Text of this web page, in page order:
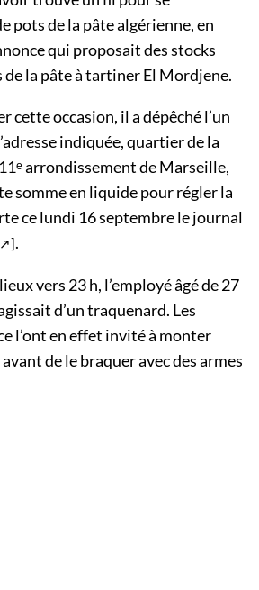
pots de la pâte algérienne, en
qui proposait des stocks
la pâte à tartiner El Mordjene.
cette occasion, il a dépêché l’un
indiquée, quartier de la
arrondissement de Marseille,
somme en liquide pour régler la
ce lundi 16 septembre le journal
.
vers 23 h, l’employé âgé de 27
d’un traquenard. Les
l’ont en effet invité à monter
de le braquer avec des armes